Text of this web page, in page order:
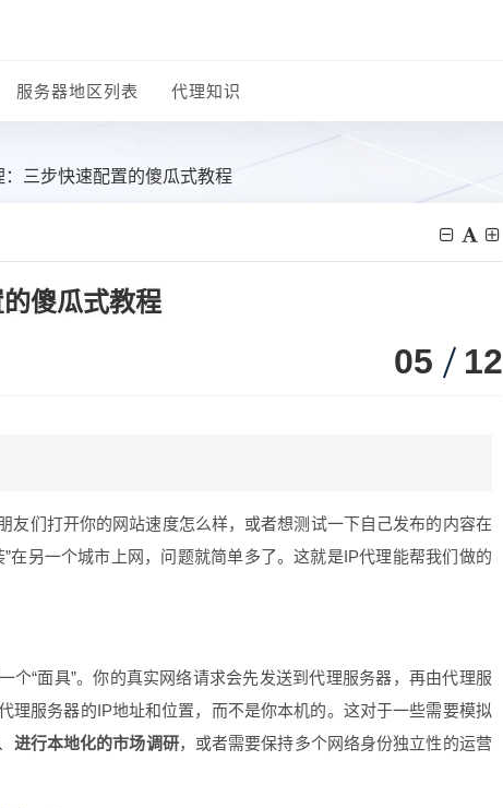
服务器地区列表 代理知识
三步快速配置的傻瓜式教程
傻瓜式教程
05 12
友们打开你的网站速度怎么样，或者想测试一下自己发布的内容在
在另一个城市上网，问题就简单多了。这就是IP代理能帮我们做的
个“面具”。你的真实网络请求会先发送到代理服务器，再由代理服
理服务器的IP地址和位置，而不是你本机的。这对于一些需要模拟
进行本地化的市场调研，或者需要保持多个网络身份独立性的运营